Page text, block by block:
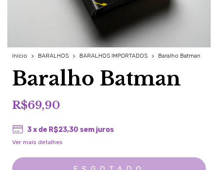
Início > BARALHOS > BARALHOS IMPORTADOS > Baralho Batman
Baralho Batman
R$69,90
3x de R$23,30 sem juros
Ver mais detalhes